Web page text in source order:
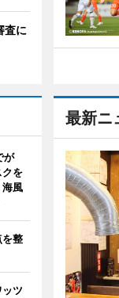
最新ニ
査に
が
を
風
整
ツ